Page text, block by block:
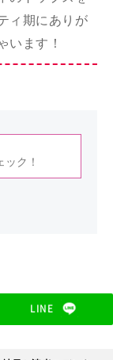
ィ期にありが
います！
ク！
LINE